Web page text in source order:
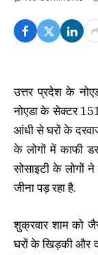
उत्तर प्रदेश के
नोएडा के सेक्टर
आंधी से घरों के
के लोगों में काफी
सोसाइटी के लोगों
जीना पड़ रहा है.
शुक्रवार शाम को
घरों के खिड़की और